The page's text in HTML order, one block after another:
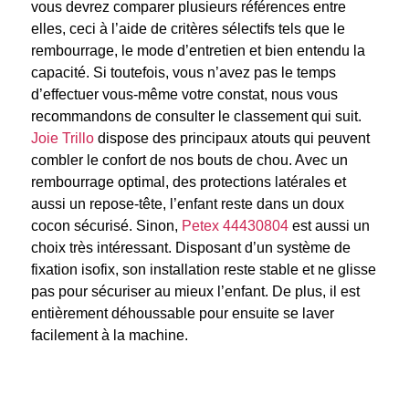
vous devrez comparer plusieurs références entre
elles, ceci à l’aide de critères sélectifs tels que le
rembourrage, le mode d’entretien et bien entendu la
capacité. Si toutefois, vous n’avez pas le temps
d’effectuer vous-même votre constat, nous vous
recommandons de consulter le classement qui suit.
Joie Trillodispose des principaux atouts qui peuvent
combler le confort de nos bouts de chou. Avec un
rembourrage optimal, des protections latérales et
aussi un repose-tête, l’enfant reste dans un doux
cocon sécurisé. Sinon, Petex 44430804est aussi un
choix très intéressant. Disposant d’un système de
fixation isofix, son installation reste stable et ne glisse
pas pour sécuriser au mieux l’enfant. De plus, il est
entièrement déhoussable pour ensuite se laver
facilement à la machine.